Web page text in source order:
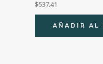
$537.41
AÑADIR AL